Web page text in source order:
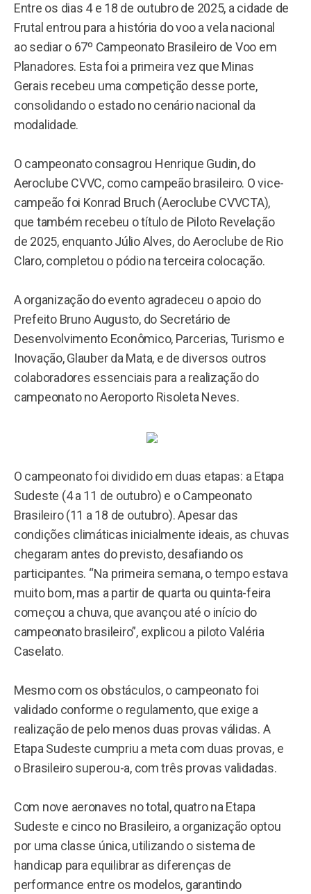
Entre os dias 4 e 18 de outubro de 2025, a cidade de
Frutal entrou para a história do voo a vela nacional
ao sediar o 67º Campeonato Brasileiro de Voo em
Planadores. Esta foi a primeira vez que Minas
Gerais recebeu uma competição desse porte,
consolidando o estado no cenário nacional da
modalidade.
O campeonato consagrou Henrique Gudin, do
Aeroclube CVVC, como campeão brasileiro. O vice-
campeão foi Konrad Bruch (Aeroclube CVVCTA),
que também recebeu o título de Piloto Revelação
de 2025, enquanto Júlio Alves, do Aeroclube de Rio
Claro, completou o pódio na terceira colocação.
A organização do evento agradeceu o apoio do
Prefeito Bruno Augusto, do Secretário de
Desenvolvimento Econômico, Parcerias, Turismo e
Inovação, Glauber da Mata, e de diversos outros
colaboradores essenciais para a realização do
campeonato no Aeroporto Risoleta Neves.
O campeonato foi dividido em duas etapas: a Etapa
Sudeste (4 a 11 de outubro) e o Campeonato
Brasileiro (11 a 18 de outubro). Apesar das
condições climáticas inicialmente ideais, as chuvas
chegaram antes do previsto, desafiando os
participantes. “Na primeira semana, o tempo estava
muito bom, mas a partir de quarta ou quinta-feira
começou a chuva, que avançou até o início do
campeonato brasileiro”, explicou a piloto Valéria
Caselato.
Mesmo com os obstáculos, o campeonato foi
validado conforme o regulamento, que exige a
realização de pelo menos duas provas válidas. A
Etapa Sudeste cumpriu a meta com duas provas, e
o Brasileiro superou-a, com três provas validadas.
Com nove aeronaves no total, quatro na Etapa
Sudeste e cinco no Brasileiro, a organização optou
por uma classe única, utilizando o sistema de
handicap para equilibrar as diferenças de
performance entre os modelos, garantindo